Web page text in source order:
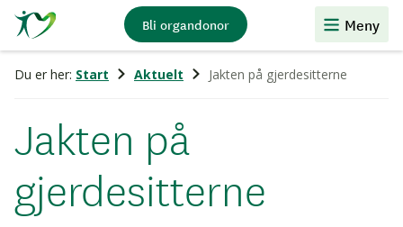
Stiftelsen
Organdonasjon
Bli organdonor Meny
Du er her: Start Aktuelt Jakten på gjerdesitterne
Jakten på
gjerdesitterne